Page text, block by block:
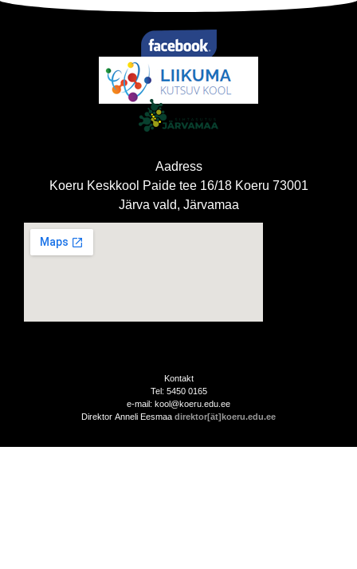
Aadress
Koeru Keskkool Paide tee 16/18 Koeru 73001
Järva vald, Järvamaa
Kontakt
Tel: 5450 0165
e-mail: kool@koeru.edu.ee
Direktor Anneli Eesmaa direktor[ät]koeru.edu.ee